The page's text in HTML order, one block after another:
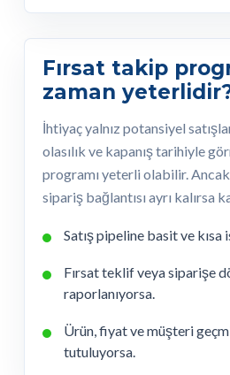
Fırsat takip
zaman
İhtiyaç yalnız potansiyel
olasılık ve kapanış tarihiyle
programı yeterli olabilir.
sipariş bağlantısı ayrı kalırsa
Satış pipeline basit ve kısa
Fırsat teklif veya siparişe
raporlanıyorsa.
Ürün, fiyat ve müşteri
tutuluyorsa.